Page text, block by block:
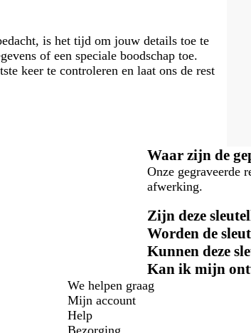
is het tijd om jouw details toe te
of een speciale boodschap toe.
keer te controleren en laat ons de rest
Waar zijn de
Onze gegraveerde
afwerking.
Zijn deze
Worden de
Kunnen deze
Kan ik mijn
We helpen graag
Mijn account
Help
Bezorging